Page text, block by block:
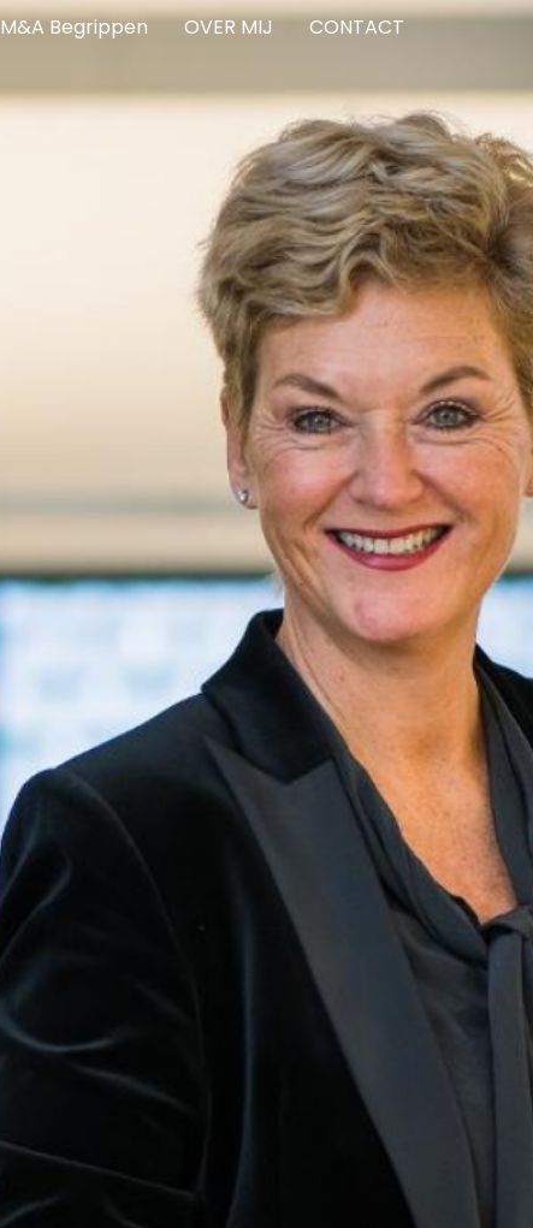
M&A Begrippen OVER MIJ CONTACT